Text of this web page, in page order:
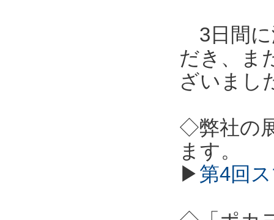
3日間に
だき、ま
ざいまし
◇弊社の
ます。
▶第4回